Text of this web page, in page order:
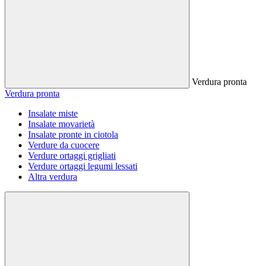
Verdura pronta
Verdura pronta
Insalate miste
Insalate movarietà
Insalate pronte in ciotola
Verdure da cuocere
Verdure ortaggi grigliati
Verdure ortaggi legumi lessati
Altra verdura